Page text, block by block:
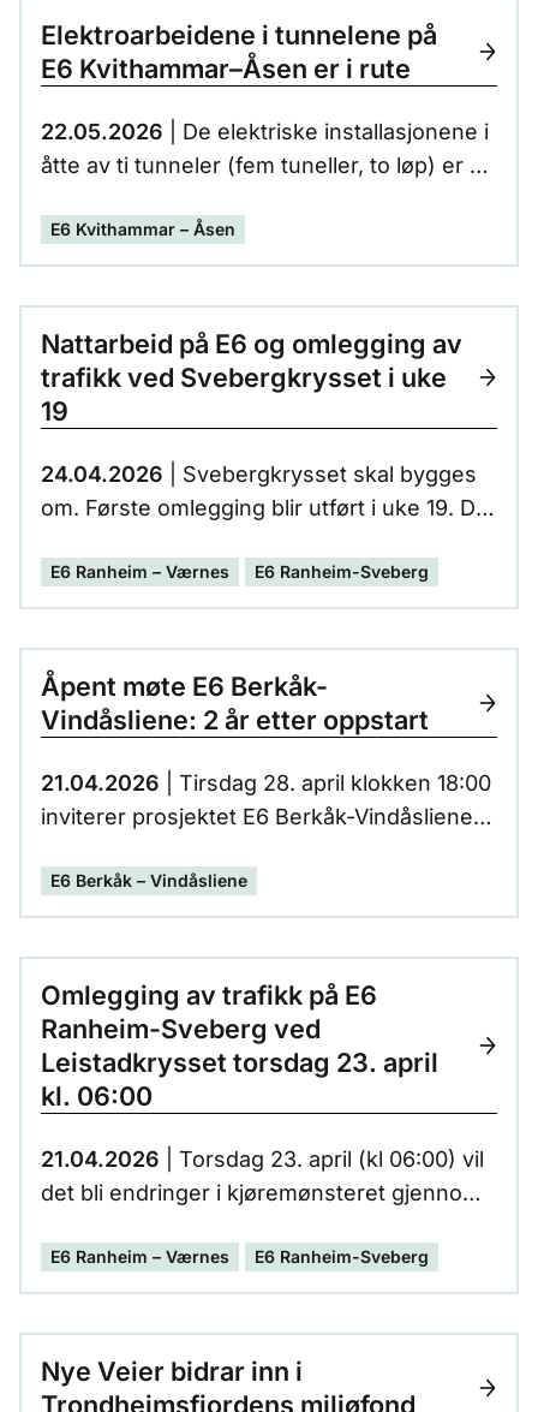
Forventet stengeperiode er 6-7 måneder.
Elektroarbeidene i tunnelene på
E6 Kvithammar–Åsen er i rute
22.05.2026 | De elektriske installasjonene i
åtte av ti tunneler (fem tuneller, to løp) er nå
går inn i en viktig fase med slutt-testing av
de tekniske systemene.
E6 Kvithammar – Åsen
Nattarbeid på E6 og omlegging av
trafikk ved Svebergkrysset i uke
19
24.04.2026 | Svebergkrysset skal bygges
om. Første omlegging blir utført i uke 19. Da
Sveberg flyttes ut fra krysset. Dette gjør det
mulig å fortsette med bygging av ny bru for
gang- og sykkelveg.
E6 Ranheim – Værnes E6 Ranheim-Sveberg
Åpent møte E6 Berkåk-
Vindåsliene: 2 år etter oppstart
21.04.2026 | Tirsdag 28. april klokken 18:00
inviterer prosjektet E6 Berkåk-Vindåsliene til
E6 Berkåk – Vindåsliene
Omlegging av trafikk på E6
Ranheim-Sveberg ved
Leistadkrysset torsdag 23. april
kl. 06:00
21.04.2026 | Torsdag 23. april (kl 06:00) vil
det bli endringer i kjøremønsteret gjennom
E6 Ranheim – Værnes E6 Ranheim-Sveberg
Nye Veier bidrar inn i
Trondheimsfjordens miljøfond